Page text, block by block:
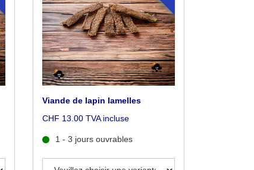
Viande de lapin lamelles
CHF 13.00 TVA incluse
1 - 3 jours ouvrables